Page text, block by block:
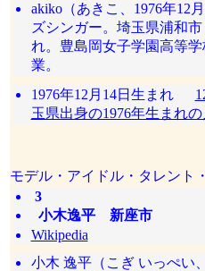
akiko（あきこ、1976年12
ズシンガー。埼玉県浦和
れ。豊島岡女子学園高等
業。
1976年12月14日生まれ
玉県出身の1976年生まれの
モデル・アイドル・タレント
3
小木逸平 新座市
Wikipedia
小木 逸平（こぎ いっぺい